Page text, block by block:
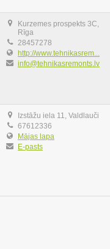
Kurzemes prospekts 3C,
Rīga
28457278
http://www.tehnikasrem...
info@tehnikasremonts.lv
Izstāžu iela 11, Valdlauči
67612336
Mājas lapa
E-pasts